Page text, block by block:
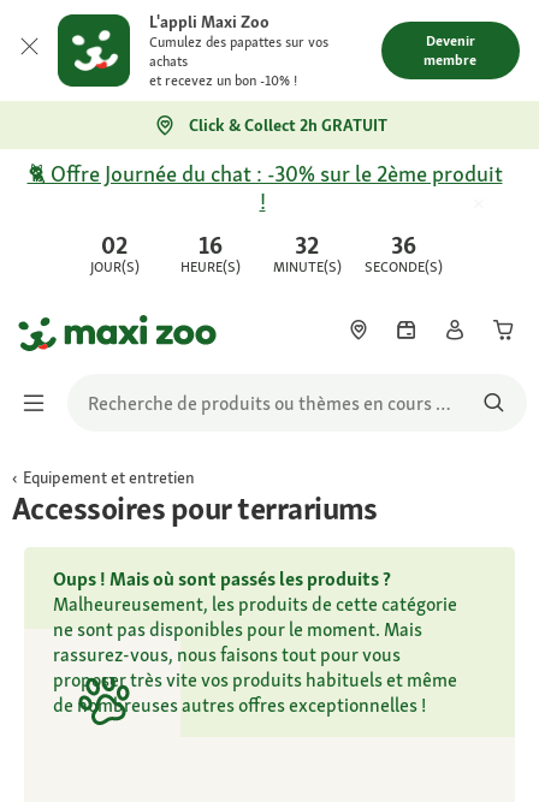
L'appli Maxi Zoo
Cumulez des papattes sur vos
achats
et recevez un bon -10% !
Devenir
membre
Click & Collect 2h GRATUIT
02
JOUR(S)
16
HEURE(S)
32
MINUTE(S)
36
SECONDE(S)
🐈 Offre Journée du chat : -30% sur le 2ème produit
!
Equipement et entretien
Accessoires pour terrariums
Oups ! Mais où sont passés les produits ?
Malheureusement, les produits de cette catégorie
ne sont pas disponibles pour le moment. Mais
rassurez-vous, nous faisons tout pour vous
proposer très vite vos produits habituels et même
de nombreuses autres offres exceptionnelles !